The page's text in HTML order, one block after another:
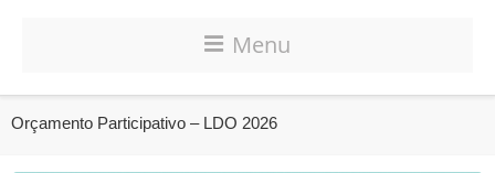
Menu
Orçamento Participativo – LDO 2026